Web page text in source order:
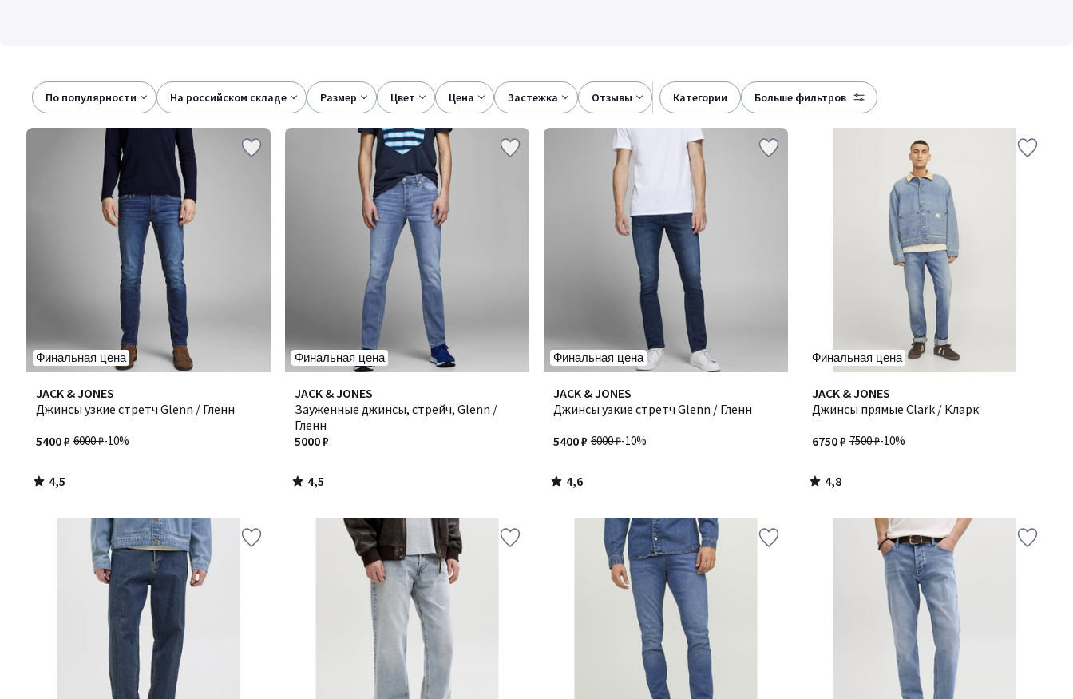
По популярности на российском складе размер цвет цена застежка отзывы категории больше фильтров
Финальная цена
JACK & JONES
Джинсы узкие стретч Glenn / Гленн
6000 ₽-10%
5400 ₽
4,5
/ 5
4,5
/
Финальная цена
JACK & JONES
Зауженные джинсы, стрейч, Glenn /
Гленн
5000 ₽
4,5
/ 5
4,5
/
Финальная цена
JACK & JONES
Джинсы узкие стретч Glenn / Гленн
6000 ₽-10%
5400 ₽
4,6
/ 5
4,6
/
Финальная цена
JACK & JONES
Джинсы прямые Clark / Кларк
7500 ₽-10%
6750 ₽
4,8
/ 5
4,8
/